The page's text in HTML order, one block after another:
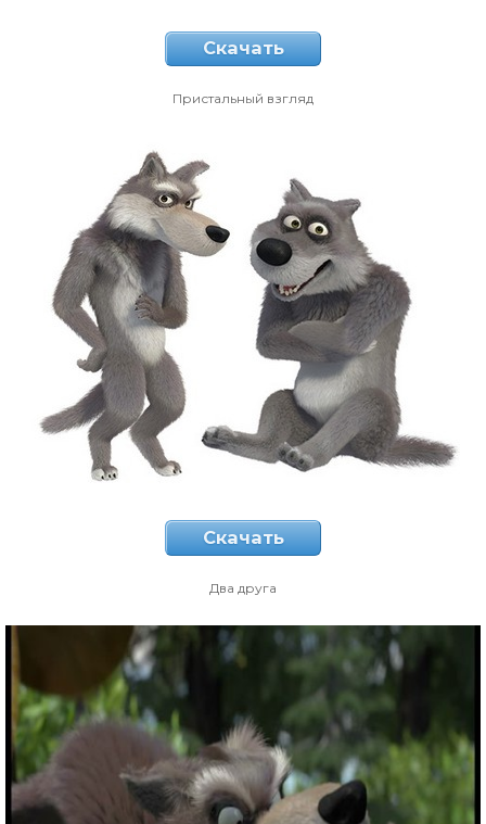
Скачать
Пристальный взгляд
Скачать
Два друга